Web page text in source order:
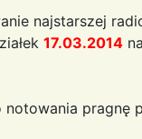
najstarszej
17.03.2014
notowania pragnę